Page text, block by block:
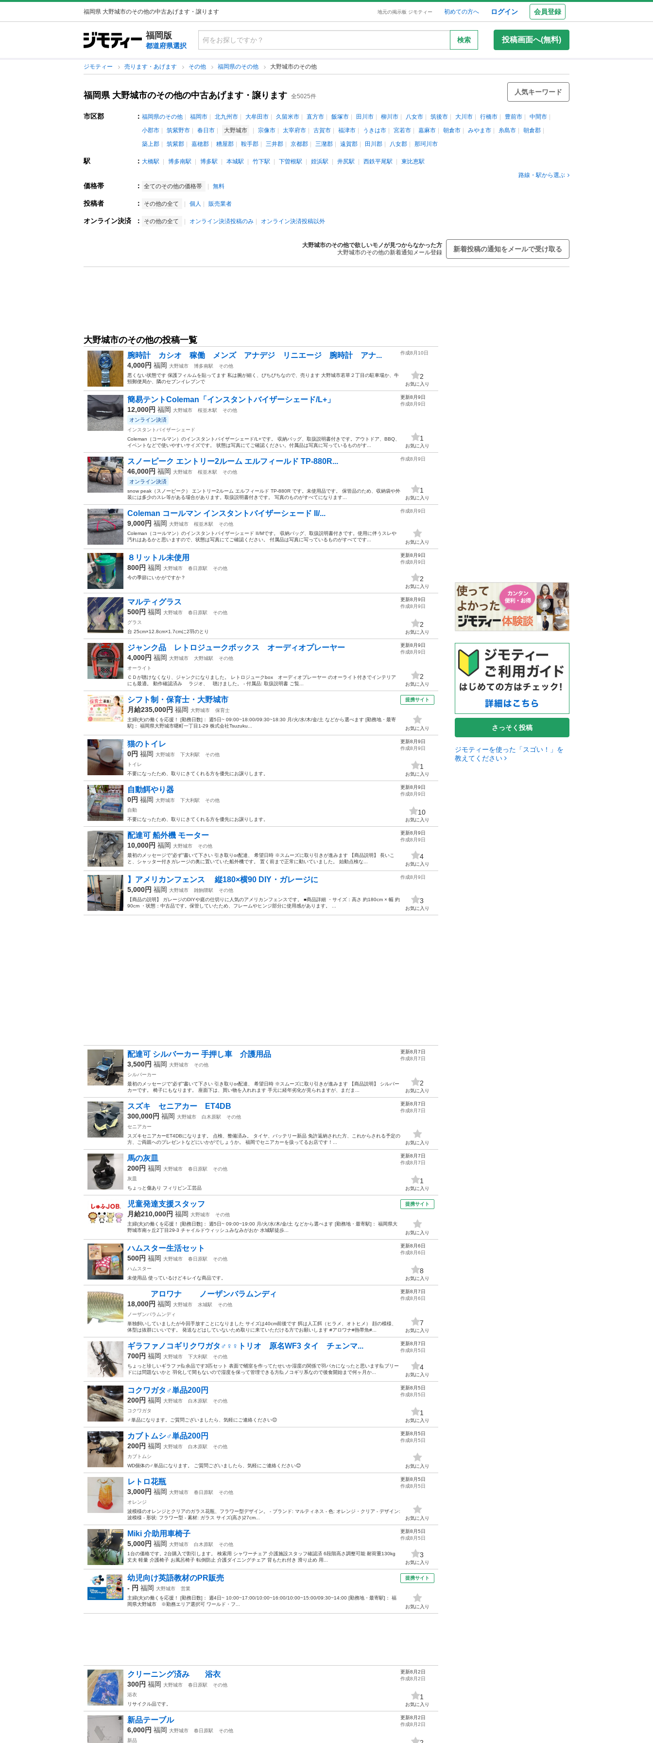
福岡県 大野城市のその他の中古あげます・譲ります 地元の掲示板 ジモティー 初めての方へ ログイン 会員登録
福岡版
都道府県選択
検索 投稿画面へ(無料)
ジモティー 売ります・あげます その他 福岡県のその他 大野城市のその他
福岡県 大野城市のその他の中古あげます・譲ります 全5025件
人気キーワード
市区郡 ： 福岡県のその他 福岡市 北九州市 大牟田市 久留米市 直方市 飯塚市 田川市 柳川市 八女市 筑後市 大川市 行橋市 豊前市
中間市
小郡市
筑紫野市 春日市 大野城市 宗像市 太宰府市 古賀市 福津市 うきは市 宮若市 嘉麻市 朝倉市 みやま市 糸島市
朝倉郡
築上郡
筑紫郡 嘉穂郡 糟屋郡 鞍手郡 三井郡 京都郡 三潴郡 遠賀郡 田川郡 八女郡 那珂川市
駅 ： 大橋駅 博多南駅 博多駅 本城駅 竹下駅 下曽根駅 姪浜駅 井尻駅 西鉄平尾駅
東比恵駅
路線・駅から選ぶ
価格帯 ： 全てのその他の価格帯 無料
投稿者 ： その他の全て 個人 販売業者
オンライン決済 ： その他の全て オンライン決済投稿のみ オンライン決済投稿以外
大野城市のその他で欲しいモノが見つからなかった方
大野城市のその他の新着通知メール登録
新着投稿の通知をメールで受け取る
大野城市のその他の投稿一覧
腕時計 カシオ 稼働 メンズ アナデジ リニエージ 腕時計 アナ...
4,000円 福岡 大野城市 博多南駅
その他
悪くない状態です 保護フィルムを貼ってます 私は腕が細く、ぴちぴちなので、売ります 大野城市若草２丁目の駐車場か、牛
頸郵便局か、隣のセブンイレブンで
作成8月10日
2
お気に入り
簡易テントColeman「インスタントバイザーシェード/L+」
12,000円 福岡 大野城市 桜並木駅 その他
オンライン決済
インスタントバイザーシェード
Coleman（コールマン）のインスタントバイザーシェード/L+です。 収納バッグ、取扱説明書付きです。アウトドア、BBQ、
イベントなどで使いやすいサイズです。 状態は写真にてご確認ください。付属品は写真に写っているものがす...
更新8月9日
作成8月9日
1
お気に入り
スノーピーク エントリー2ルーム エルフィールド TP-880R...
46,000円 福岡 大野城市 桜並木駅 その他
オンライン決済
snow peak（スノーピーク） エントリー2ルーム エルフィールド TP-880R です。未使用品です。 保管品のため、収納袋や外
装には多少のスレ等がある場合があります。取扱説明書付きです。 写真のものがすべてになります...
作成8月9日
1
お気に入り
Coleman コールマン インスタントバイザーシェード II/...
9,000円 福岡 大野城市 桜並木駅
その他
Coleman（コールマン）のインスタントバイザーシェード II/Mです。 収納バッグ、取扱説明書付きです。使用に伴うスレや
汚れはあるかと思いますので、状態は写真にてご確認ください。 付属品は写真に写っているものがすべてです...
作成8月9日
お気に入り
８リットル未使用
800円 福岡 大野城市 春日原駅
その他
今の季節にいかがですか？
更新8月9日
作成8月9日
2
お気に入り
マルティグラス
500円 福岡 大野城市 春日原駅
その他
グラス
台 25cm×12.8cm×1.7cmに2羽のとり
更新8月9日
作成8月9日
2
お気に入り
ジャンク品 レトロジュークボックス オーディオプレーヤー
4,000円 福岡 大野城市 大野城駅
その他
オーライト
ＣＤが聴けなくなり、ジャンクになりました。 レトロジュークbox オーディオプレーヤー のオーライト付きでインテリア
にも最適。 動作確認済み ラジオ、 聴けました。 - 付属品: 取扱説明書 ご覧...
更新8月9日
作成8月9日
2
お気に入り
シフト制・保育士・大野城市
月給235,000円 福岡 大野城市
保育士
主婦(夫)の働くを応援！ [勤務日数]： 週5日~ 09:00~18:00/09:30~18:30 月/火/水/木/金/土 などから選べます [勤務地・最寄
駅]： 福岡県大野城市曙町一丁目1-29 株式会社Tsuzuku...
提携サイト
お気に入り
猫のトイレ
0円 福岡 大野城市 下大利駅
その他
トイレ
不要になったため、取りにきてくれる方を優先にお譲りします。
更新8月9日
作成8月9日
1
お気に入り
自動餌やり器
0円 福岡 大野城市 下大利駅
その他
自動
不要になったため、取りにきてくれる方を優先にお譲りします。
更新8月9日
作成8月9日
10
お気に入り
配達可 船外機 モーター
10,000円 福岡 大野城市
その他
最初のメッセージで”必ず”書いて下さい 引き取りor配達、 希望日時 ※スムーズに取り引きが進みます 【商品説明】 長いこ
と、シャッター付きガレージの奥に置いていた船外機です。 置く前まで正常に動いていました。 始動点検な...
更新8月9日
作成8月9日
4
お気に入り
】アメリカンフェンス 縦180×横90 DIY・ガレージに
5,000円 福岡 大野城市 雑餉隈駅
その他
【商品の説明】 ガレージのDIYや庭の仕切りに人気のアメリカンフェンスです。 ■商品詳細 ・サイズ：高さ 約180cm × 幅 約
90cm ・状態：中古品です。保管していたため、フレームやヒンジ部分に使用感があります。 ...
作成8月9日
3
お気に入り
配達可 シルバーカー 手押し車 介護用品
3,500円 福岡 大野城市
その他
シルバーカー
最初のメッセージで”必ず”書いて下さい 引き取りor配達、 希望日時 ※スムーズに取り引きが進みます 【商品説明】 シルバー
カーです。 椅子にもなります。 座面下は、買い物を入れれます 手元に経年劣化が見られますが、まだま...
更新8月7日
作成8月7日
2
お気に入り
スズキ セニアカー ET4DB
300,000円 福岡 大野城市 白木原駅
その他
セニアカー
スズキセニアカーET4DBになります。 点検、整備済み。 タイヤ、バッテリー新品 免許返納された方、これからされる予定の
方、ご両親へのプレゼントなどにいかがでしょうか。 福岡でセニアカーを扱ってるお店です！...
更新8月7日
作成8月7日
お気に入り
馬の灰皿
200円 福岡 大野城市 春日原駅
その他
灰皿
ちょっと傷あり フィリピン工芸品
更新8月7日
作成8月7日
1
お気に入り
児童発達支援スタッフ
月給210,000円 福岡 大野城市
その他
主婦(夫)の働くを応援！ [勤務日数]： 週5日~ 09:00~19:00 月/火/水/木/金/土 などから選べます [勤務地・最寄駅]： 福岡県大
野城市南ヶ丘2丁目29-3 チャイルドウィッシュみなみがおか 水城駅徒歩...
提携サイト
お気に入り
ハムスター生活セット
500円 福岡 大野城市 春日原駅
その他
ハムスター
未使用品 使っているけどキレイな商品です。
更新8月6日
作成8月6日
8
お気に入り
アロワナ ノーザンバラムンディ
18,000円 福岡 大野城市 水城駅
その他
ノーザンバラムンディ
単独飼いしていましたが今回手放すことになりました サイズは40cm前後です 餌は人工餌（ヒラメ、オトヒメ） 顔の模様、
体型は抜群にいいです。 発送などはしていないため取りに来ていただける方でお願いします #アロワナ#熱帯魚#...
更新8月7日
作成8月6日
7
お気に入り
ギラファノコギリクワガタ♂♀♀トリオ 原名WF3 タイ チェンマ...
700円 福岡 大野城市 下大利駅
その他
ちょっと珍しいギラファ🙋余品です3匹セット 表面で蛹室を作ってたせいか湿度の関係で羽パカになったと思います🙋ブリー
ドには問題ないかと 羽化して間もないので湿度を保って管理できる方🙋ノコギリ系なので後食開始まで何ヶ月か...
更新8月7日
作成8月5日
4
お気に入り
コクワガタ♂単品200円
200円 福岡 大野城市 白木原駅
その他
コクワガタ
♂単品になります。ご質問ございましたら、気軽にご連絡ください😊
更新8月5日
作成8月5日
1
お気に入り
カブトムシ♂単品200円
200円 福岡 大野城市 白木原駅
その他
カブトムシ
WD個体の♂単品になります。 ご質問ございましたら、気軽にご連絡ください😊
更新8月5日
作成8月5日
お気に入り
レトロ花瓶
3,000円 福岡 大野城市 春日原駅
その他
オレンジ
波模様のオレンジとクリアのガラス花瓶、フラワー型デザイン。 - ブランド: マルティネス - 色: オレンジ・クリア - デザイン:
波模様 - 形状: フラワー型 - 素材: ガラス サイズ(高さ)27cm...
更新8月5日
作成8月5日
お気に入り
Miki 介助用車椅子
5,000円 福岡 大野城市 白木原駅
その他
1台の価格です。2台購入で割引します。 検索用 シャワーチェア 介護施設スタッフ確認済 6段階高さ調整可能 耐荷重130kg
丈夫 軽量 介護椅子 お風呂椅子 転倒防止 介護ダイニングチェア 背もたれ付き 滑り止め 用...
更新8月5日
作成8月5日
3
お気に入り
幼児向け英語教材のPR販売
- 円 福岡 大野城市
営業
主婦(夫)の働くを応援！ [勤務日数]： 週4日~ 10:00~17:00/10:00~16:00/10:00~15:00/09:30~14:00 [勤務地・最寄駅]： 福
岡県大野城市 ※勤務エリア選択可 ワールド・フ...
提携サイト
お気に入り
クリーニング済み 浴衣
300円 福岡 大野城市 春日原駅
その他
浴衣
リサイクル品です。
更新8月2日
作成8月2日
1
お気に入り
新品テーブル
6,000円 福岡 大野城市 春日原駅
その他
新品
更新8月2日
作成8月2日
さっそく投稿
ジモティーを使った「スゴい！」を
教えてください